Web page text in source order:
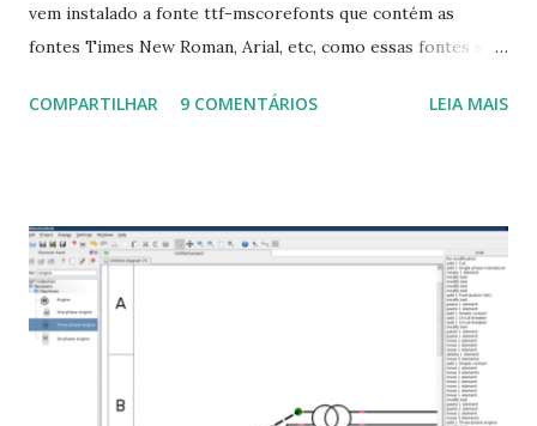
vem instalado a fonte ttf-mscorefonts que contém as
fontes Times New Roman, Arial, etc, como essas fontes são
a Associação Brasileira de Normas Técnicas (ABNT), exige
que contém essas fontes. Ao instalar o GNU/Linux abra o
terminal e execute o comando: $ sudo apt-get install ttf-
mscorefonts-installer Leia os termos de uso e avance
clicando em “Ok” Agora aceite os termos de uso clicando
em “Sim” Pronto agora abra o LibreOffice e veja se as
fontes Times New Roman, Arial estão instaladas. Caso
COMPARTILHAR 9 COMENTÁRIOS LEIA MAIS